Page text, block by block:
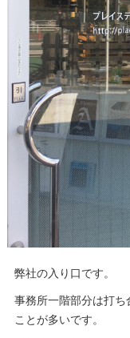
弊社の入り口です。
事務所一階部分は打
ことが多いです。